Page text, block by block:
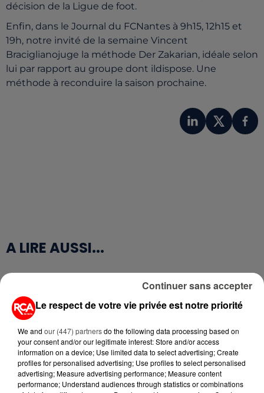
décision de la Ligue de foot.
Enfin, dans le Journal du FCNantes à 9h15, 12h15 et
19h, notre invité de la semaine Vincent
Braciglianojuge la méthode Der Zakarian, idéale selon
lui par rapport au groupe dont ildispose. Une
méthode à reconduire la saison prochaine.
A LIRE AUSSI...
MÉGOTS ET FEUX DE FORÊT : LES
INDUSTRIELS DU TABAC BIENTÔT
6 août 2026
CANICULE : POURQUOI LES
BOUTEILLES D'EAU
DISPARAISSENT DES RAYONS...
Le respect de votre vie privée est notre priorité
We and our (447) partnersdo the following data processing based on
your consent and/or our legitimate interest: Store and/or access
information on a device; Use limited data to select advertising; Create
profiles for personalised advertising; Use profiles to select personalised
advertising; Measure advertising performance; Measure content
performance; Understand audiences through statistics or combinations
Continuer sans accepter